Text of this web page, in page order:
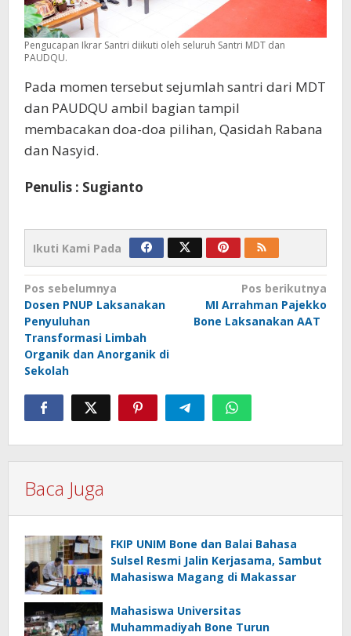
Pengucapan Ikrar Santri diikuti oleh seluruh Santri MDT dan
PAUDQU.
Pada momen tersebut sejumlah santri dari MDT
dan PAUDQU ambil bagian tampil
membacakan doa-doa pilihan, Qasidah Rabana
dan Nasyid.
Penulis : Sugianto
Ikuti Kami Pada
Navigasi
pos
Pos sebelumnya
Dosen PNUP Laksanakan
Penyuluhan
Transformasi Limbah
Organik dan Anorganik di
Sekolah
Pos berikutnya
MI Arrahman Pajekko
Bone Laksanakan AAT
Baca Juga
FKIP UNIM Bone dan Balai Bahasa
Sulsel Resmi Jalin Kerjasama, Sambut
Mahasiswa Magang di Makassar
Mahasiswa Universitas
Muhammadiyah Bone Turun